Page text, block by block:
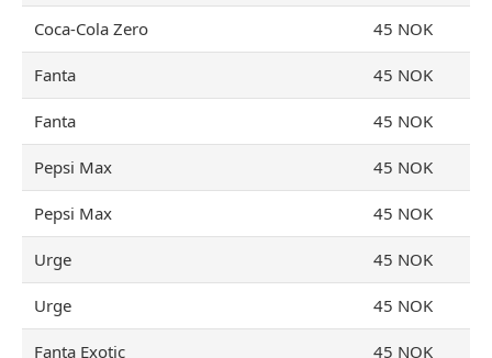
Coca-Cola Zero 45 NOK
Fanta 45 NOK
Fanta 45 NOK
Pepsi Max 45 NOK
Pepsi Max 45 NOK
Urge 45 NOK
Urge 45 NOK
Fanta Exotic 45 NOK